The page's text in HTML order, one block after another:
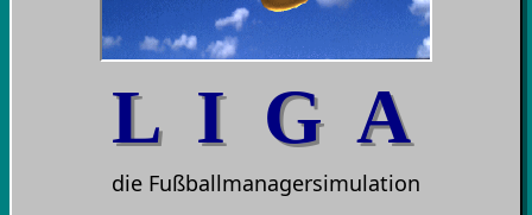
L I G A
die Fußballmanagersimulation